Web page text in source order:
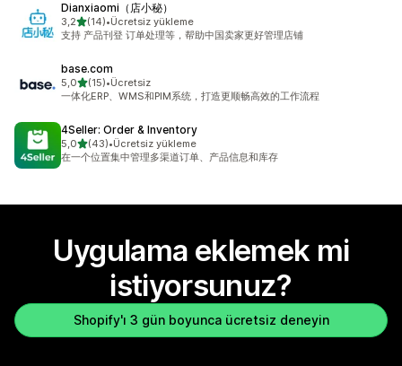
Dianxiaomi（店小秘）
3,25 yıldız üzerinden
(14)
toplam 14 değerlendirme
•Ücretsiz yükleme
支持 产品刊登 订单处理等，帮助中国卖家更好管理店铺
base.com
5,05 yıldız üzerinden
(15)
toplam 15 değerlendirme
•Ücretsiz
一体化ERP、WMS和PIM系统，打造更顺畅高效的工作流程
4Seller: Order & Inventory
5,05 yıldız üzerinden
(43)
toplam 43 değerlendirme
•Ücretsiz yükleme
在一个位置集中管理多渠道订单、产品信息和库存
Uygulama eklemek mi
istiyorsunuz?
Shopify'ı 3 gün boyunca ücretsiz deneyin